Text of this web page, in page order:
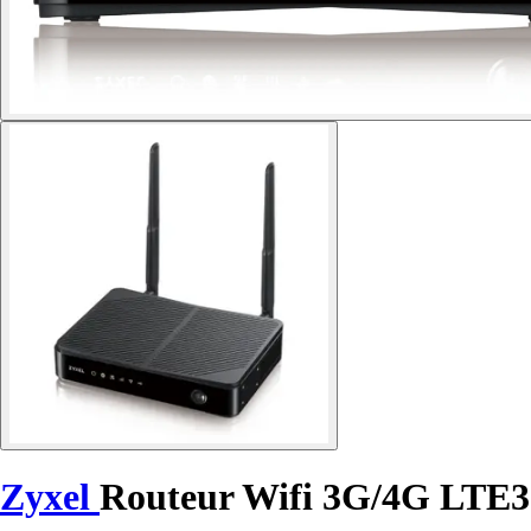
Zyxel Routeur Wifi 3G/4G